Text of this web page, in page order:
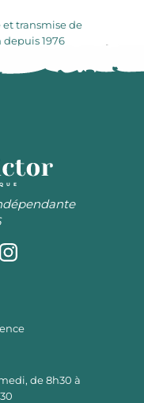
transmise de
1976
de 8h30 à